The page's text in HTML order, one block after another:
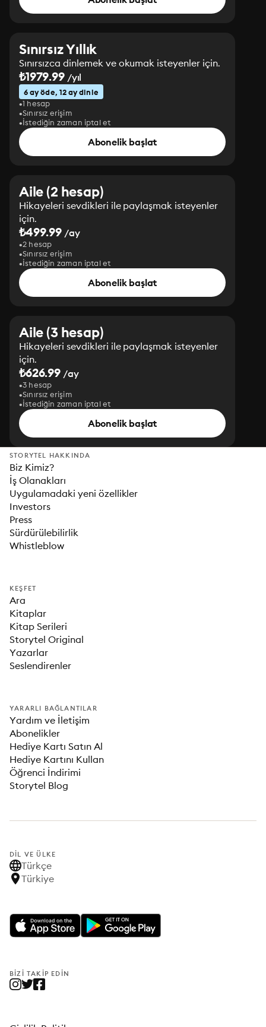
Sınırsız Yıllık
Sınırsızca dinlemek ve okumak isteyenler için.
₺1979.99/yıl
6 ay öde, 12 ay dinle
1 hesap
Sınırsız erişim
İstediğin zaman iptal et
Abonelik başlat
Aile (2 hesap)
Hikayeleri sevdikleri ile paylaşmak isteyenler
için.
₺499.99 /ay
2 hesap
Sınırsız erişim
İstediğin zaman iptal et
Abonelik başlat
Aile (3 hesap)
Hikayeleri sevdikleri ile paylaşmak isteyenler
için.
₺626.99 /ay
3 hesap
Sınırsız erişim
İstediğin zaman iptal et
Abonelik başlat
STORYTEL HAKKINDA
Biz Kimiz?
İş Olanakları
Uygulamadaki yeni özellikler
Investors
Press
Sürdürülebilirlik
Whistleblow
KEŞFET
Ara
Kitaplar
Kitap Serileri
Storytel Original
Yazarlar
Seslendirenler
YARARLI BAĞLANTILAR
Yardım ve İletişim
Abonelikler
Hediye Kartı Satın Al
Hediye Kartını Kullan
Öğrenci İndirimi
Storytel Blog
DIL VE ÜLKE
Türkçe
Türkiye
BIZI TAKIP EDIN